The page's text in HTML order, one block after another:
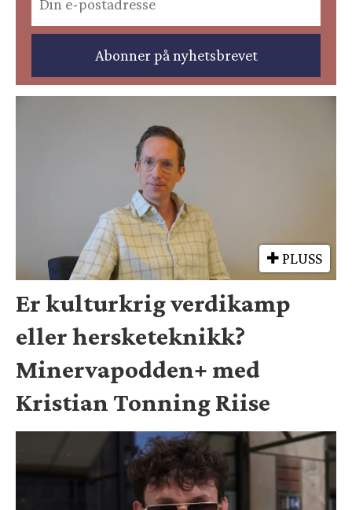
PLUSS
Er kulturkrig verdikamp
eller hersketeknikk?
Minervapodden+ med
Kristian Tonning Riise